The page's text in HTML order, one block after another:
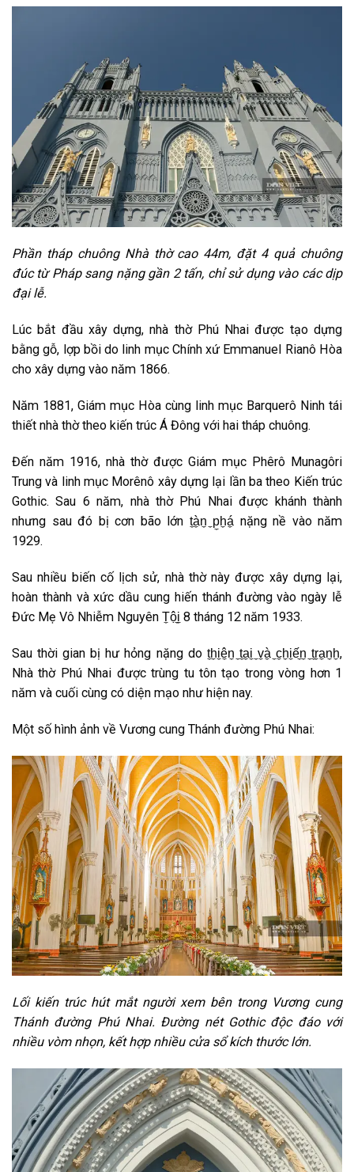
Phần tháp chuông Nhà thờ cao 44m, đặt 4 quả chuông
đúc từ Pháp sang nặng gần 2 tấn, chỉ sử dụng vào các dịp
đại lễ.
Lúc bắt đầu xây dựng, nhà thờ Phú Nhai được tạo dựng
bằng gỗ, lợp bồi do linh mục Chính xứ Emmanuel Rianô Hòa
cho xây dựng vào năm 1866.
Năm 1881, Giám mục Hòa cùng linh mục Barquerô Ninh tái
thiết nhà thờ theo kiến trúc Á Đông với hai tháp chuông.
Đến năm 1916, nhà thờ được Giám mục Phêrô Munagôri
Trung và linh mục Morênô xây dựng lại lần ba theo Kiến trúc
Gothic. Sau 6 năm, nhà thờ Phú Nhai được khánh thành
nhưng sau đó bị cơn bão lớn t̼à̼n̼ ̼p̼h̼á̼ nặng nề vào năm
1929.
Sau nhiều biến cố lịch sử, nhà thờ này được xây dựng lại,
hoàn thành và xức dầu cung hiến thánh đường vào ngày lễ
Đức Mẹ Vô Nhiễm Nguyên T̼ộ̼i̼ 8 tháng 12 năm 1933.
Sau thời gian bị hư hỏng nặng do t̼h̼i̼ê̼n̼ ̼t̼a̼i̼ ̼v̼à̼ ̼c̼h̼i̼ế̼n̼ ̼t̼r̼a̼n̼h̼,
Nhà thờ Phú Nhai được trùng tu tôn tạo trong vòng hơn 1
năm và cuối cùng có diện mạo như hiện nay.
Một số hình ảnh về Vương cung Thánh đường Phú Nhai:
Lối kiến trúc hút mắt người xem bên trong Vương cung
Thánh đường Phú Nhai. Đường nét Gothic độc đáo với
nhiều vòm nhọn, kết hợp nhiều cửa sổ kích thước lớn.